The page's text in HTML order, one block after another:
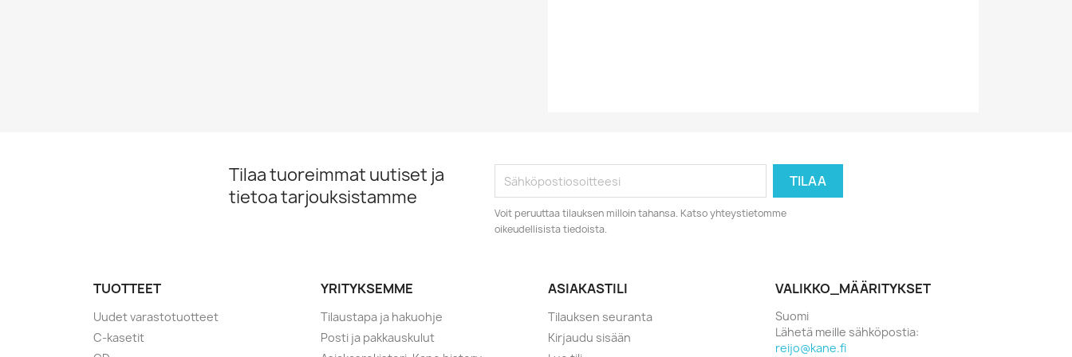
Tilaa tuoreimmat uutiset ja
tietoa tarjouksistamme
Voit peruuttaa tilauksen milloin tahansa. Katso yhteystietomme
oikeudellisista tiedoista.
TUOTTEET
Uudet varastotuotteet
C-kasetit
YRITYKSEMME
Tilaustapa ja hakuohje
Posti ja pakkauskulut
ASIAKASTILI
Tilauksen seuranta
Kirjaudu sisään
VALIKKO_MÄÄRITYKSET
Suomi
Lähetä meille sähköpostia:
reijo@kane.fi